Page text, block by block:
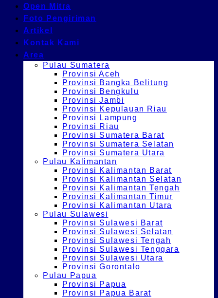
Open Mitra
Foto Pengiriman
Artikel
Kontak Kami
Area
Pulau Sumatera
Provinsi Aceh
Provinsi Bangka Belitung
Provinsi Bengkulu
Provinsi Jambi
Provinsi Kepulauan Riau
Provinsi Lampung
Provinsi Riau
Provinsi Sumatera Barat
Provinsi Sumatera Selatan
Provinsi Sumatera Utara
Pulau Kalimantan
Provinsi Kalimantan Barat
Provinsi Kalimantan Selatan
Provinsi Kalimantan Tengah
Provinsi Kalimantan Timur
Provinsi Kalimantan Utara
Pulau Sulawesi
Provinsi Sulawesi Barat
Provinsi Sulawesi Selatan
Provinsi Sulawesi Tengah
Provinsi Sulawesi Tenggara
Provinsi Sulawesi Utara
Provinsi Gorontalo
Pulau Papua
Provinsi Papua
Provinsi Papua Barat